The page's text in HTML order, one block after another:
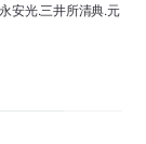
安光.三井所清典.元